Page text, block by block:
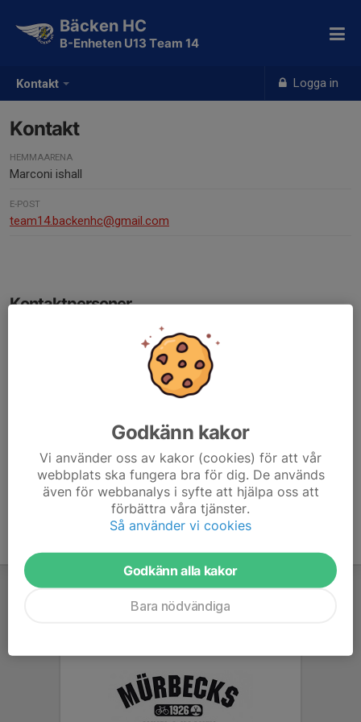
Kontakt Logga in
Bäcken HC
B-Enheten U13 Team 14
Kontakt
HEMMAARENA
Marconi ishall
E-POST
team14.backenhc@gmail.com
Kontaktpersoner
Nicolas Herges
njaherges@gmail.com
Assisterande lagledare
072-363 30 18
henkel.gbg@gmail.com
Godkänn kakor
Vi använder oss av kakor (cookies) för att vår
webbplats ska fungera bra för dig. De används
även för webbanalys i syfte att hjälpa oss att
förbättra våra tjänster.
Så använder vi cookies
Godkänn alla kakor
Bara nödvändiga